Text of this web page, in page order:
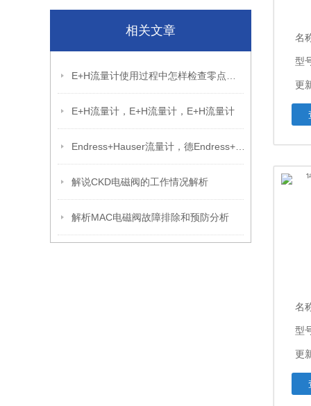
相关文章
E+H流量计，E+H流量计，E+H流量计
解说CKD电磁阀的工作情况解析
解析MAC电磁阀故障排除和预防分析
名
型
更
名
型
更